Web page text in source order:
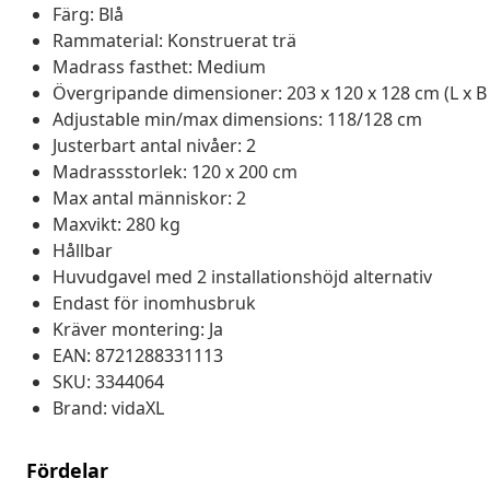
Färg: Blå
Rammaterial: Konstruerat trä
Madrass fasthet: Medium
Övergripande dimensioner: 203 x 120 x 128 cm (L x B
Adjustable min/max dimensions: 118/128 cm
Justerbart antal nivåer: 2
Madrassstorlek: 120 x 200 cm
Max antal människor: 2
Maxvikt: 280 kg
Hållbar
Huvudgavel med 2 installationshöjd alternativ
Endast för inomhusbruk
Kräver montering: Ja
EAN: 8721288331113
SKU: 3344064
Brand: vidaXL
Fördelar